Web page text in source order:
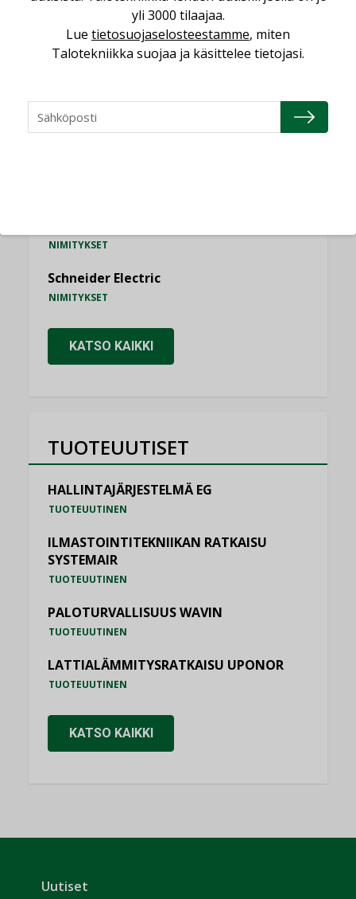
Consti
NIMITYKSET
Schneider Electric
NIMITYKSET
KATSO KAIKKI
TUOTEUUTISET
HALLINTAJÄRJESTELMÄ EG
TUOTEUUTINEN
ILMASTOINTITEKNIIKAN RATKAISU
SYSTEMAIR
TUOTEUUTINEN
PALOTURVALLISUUS WAVIN
TUOTEUUTINEN
LATTIALÄMMITYSRATKAISU UPONOR
TUOTEUUTINEN
KATSO KAIKKI
Uutiset
yli 3000 tilaajaa.
Lue tietosuojaselosteestamme, miten
Talotekniikka suojaa ja käsittelee tietojasi.